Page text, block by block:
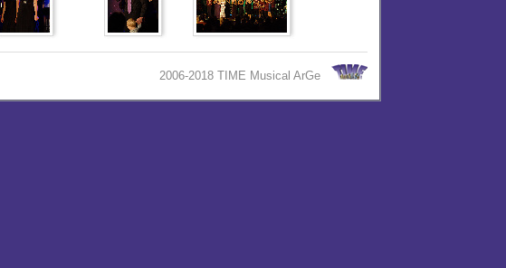
2006-2018 TIME Musical ArGe